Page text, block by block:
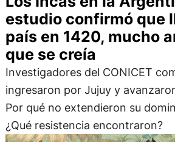
estudio confirmó que
país en 1420, mucho
que se creía
Investigadores del CONICET
ingresaron por Jujuy y
Por qué no extendieron su
¿Qué resistencia encontraron?